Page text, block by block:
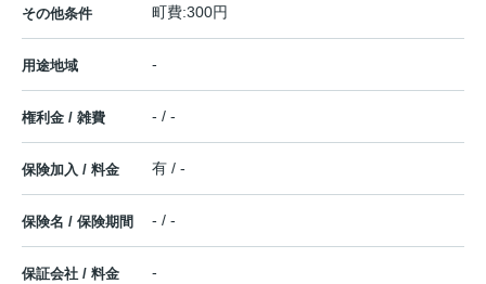
その他条件 町費:300円
用途地域 -
権利金 / 雑費 - / -
保険加入 / 料金 有 / -
保険名 / 保険期間 - / -
保証会社 / 料金
-